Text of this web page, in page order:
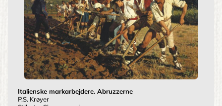
Italienske markarbejdere. Abruzzerne
P.S. Krøyer